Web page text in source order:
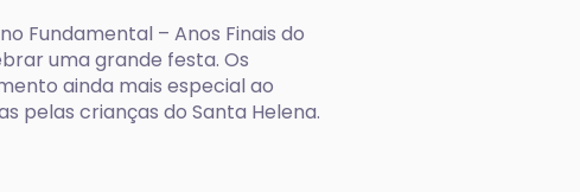
Fundamental – Anos Finais do
uma grande festa. Os
ainda mais especial ao
pelas crianças do Santa Helena.